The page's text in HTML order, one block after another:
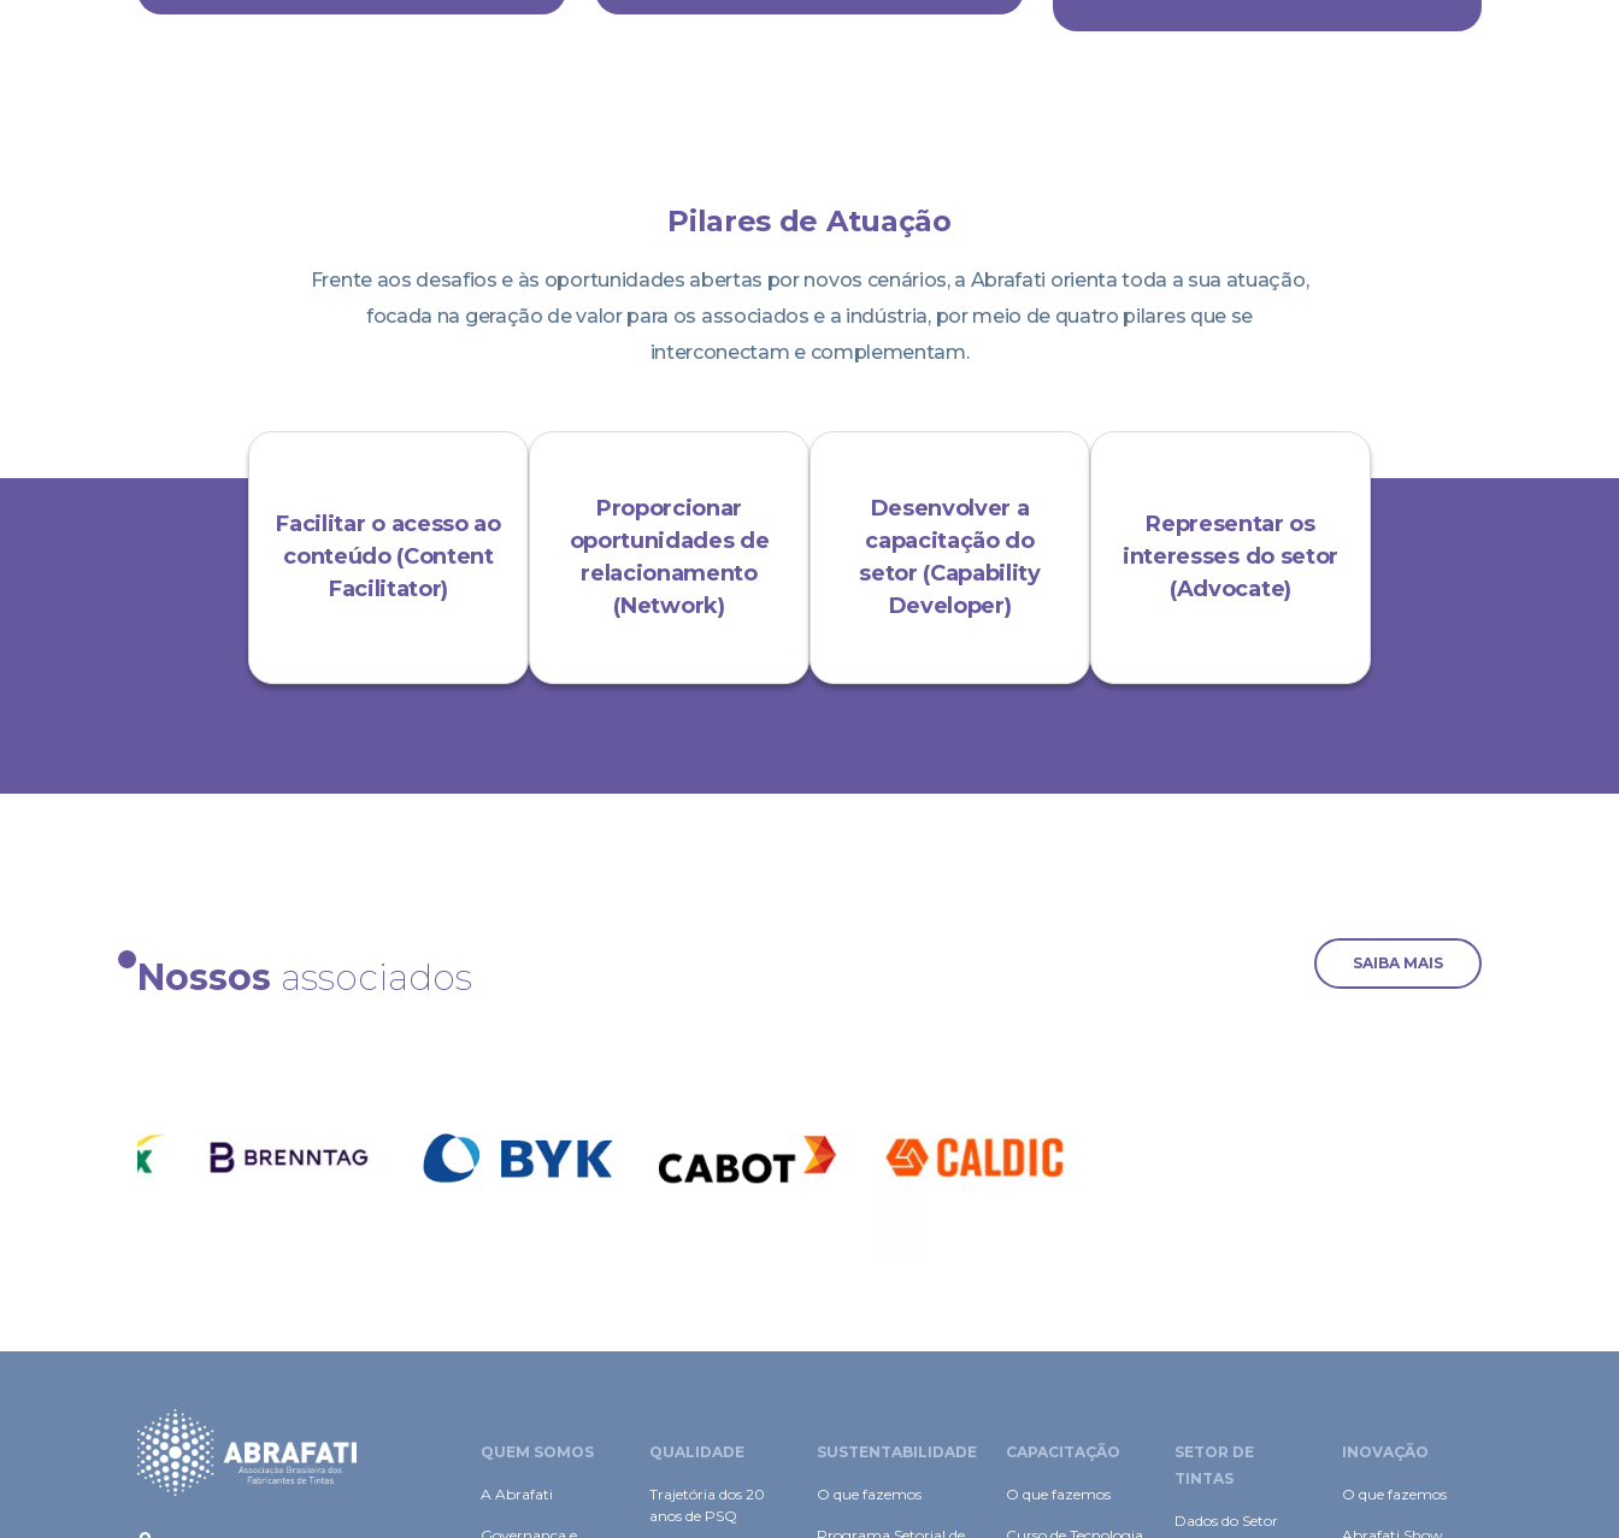
Pilares de Atuação
Frente aos desafios e às oportunidades abertas por novos cenários, a Abrafati orienta toda a sua atuação,
focada na geração de valor para os associados e a indústria, por meio de quatro pilares que se
interconectam e complementam.
Facilitar o acesso ao
conteúdo (Content
Facilitator)
Proporcionar
oportunidades de
relacionamento
(Network)
Desenvolver a
capacitação do
setor (Capability
Developer)
Representar os
interesses do setor
(Advocate)
Nossos associados SAIBA MAIS
QUEM SOMOS
A Abrafati
QUALIDADE
Trajetória dos 20
anos de PSQ
SUSTENTABILIDADE
O que fazemos
CAPACITAÇÃO
O que fazemos
SETOR DE
TINTAS
Dados do Setor
INOVAÇÃO
O que fazemos